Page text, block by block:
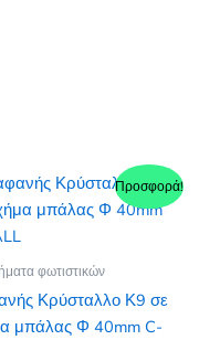
Προσφορά!
φωτιστικών
Κρύσταλλο Κ9 σε
μπάλας Φ 40mm C-